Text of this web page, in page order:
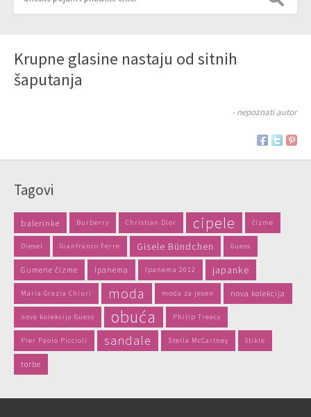
Krupne glasine nastaju od sitnih
šaputanja
- nepoznati autor
Tagovi
balerinke Burberry Christian Dior cipele čizme
Diesel Gianfranco Ferre Gisele Bündchen Guess
Gumene čizme Ipanema Ipanema 2012 japanke
Maria Grazia Chiuri moda moda za jesen nova kolekcija
nova kolekcija Guess obuća Philip Treacy
Pier Paolo Piccioli sandale Stella McCartney štikle
torbe